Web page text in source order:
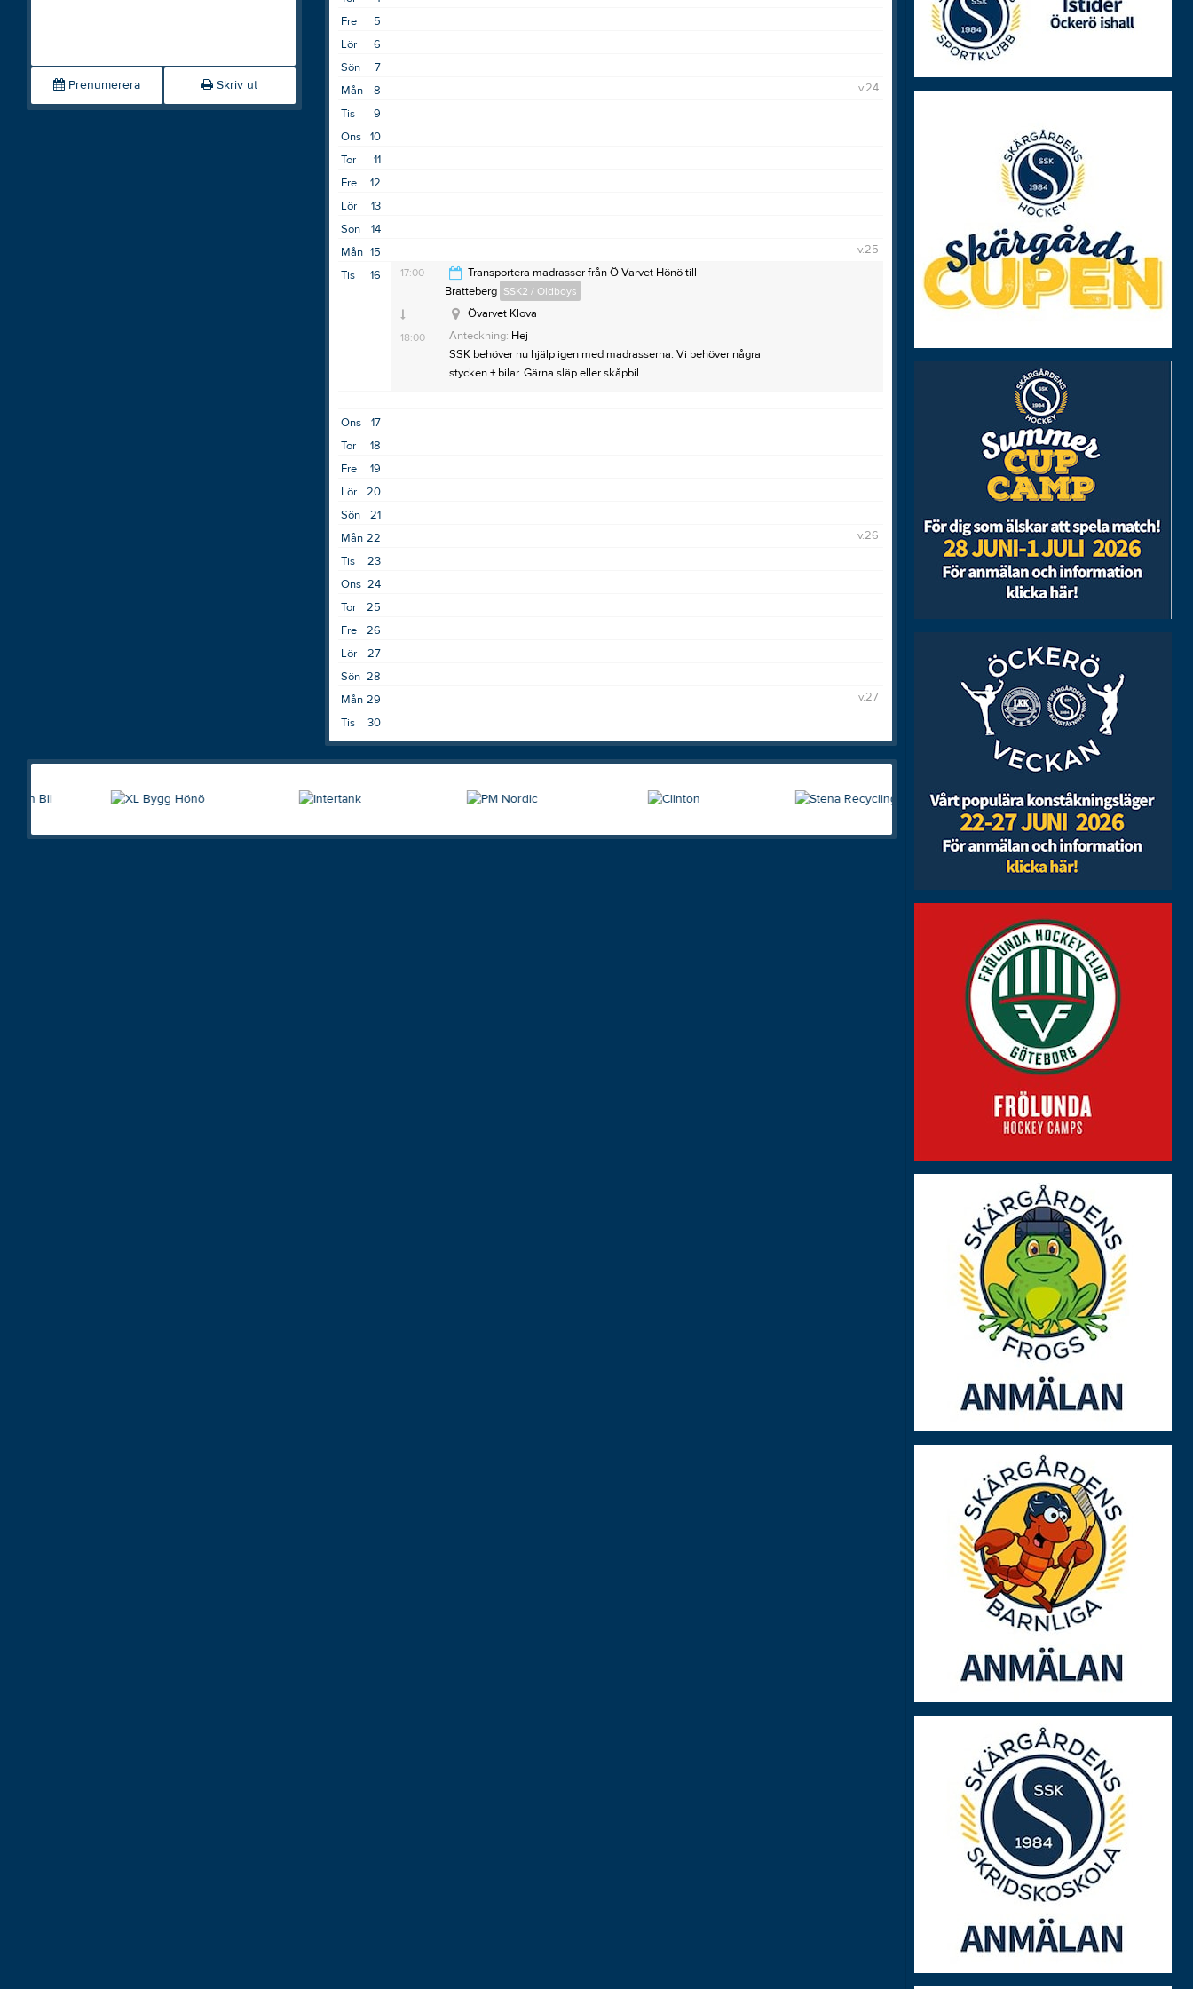
SSK Grafisk profil
Hockey
Hockey Cup Camp
Klubben
Röda Tråden Hockey
Klubbshop
Profilkläder
SSK Organisation
Stödmedlem/Sponsor
Filma event
Skapa event
Titta på LiveArena
Prenumerera Skriv ut
5
Fre
6
Lör
7
Sön
8
Mån
v.24
9
Tis
10
Ons
11
Tor
12
Fre
13
Lör
14
Sön
15
Mån
v.25
16
Tis 17:00
Transportera madrasser från Ö-Varvet Hönö till
Bratteberg SSK2 / Oldboys
18:00
Övarvet Klova
Anteckning: Hej
SSK behöver nu hjälp igen med madrasserna. Vi behöver några
stycken + bilar. Gärna släp eller skåpbil.
17
Ons
18
Tor
19
Fre
20
Lör
21
Sön
22
Mån
v.26
23
Tis
24
Ons
25
Tor
26
Fre
27
Lör
28
Sön
29
Mån
v.27
30
Tis